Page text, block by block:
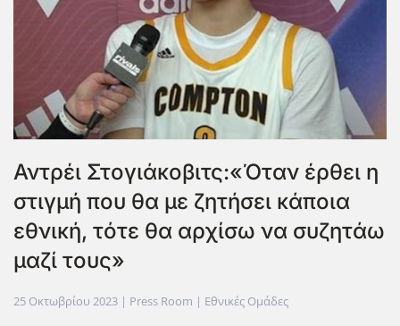
Αντρέι Στογιάκοβιτς:«Όταν έρθει η
στιγμή που θα με ζητήσει κάποια
εθνική, τότε θα αρχίσω να συζητάω
μαζί τους»
25 Οκτωβρίου 2023 | Press Room | Εθνικές Ομάδες